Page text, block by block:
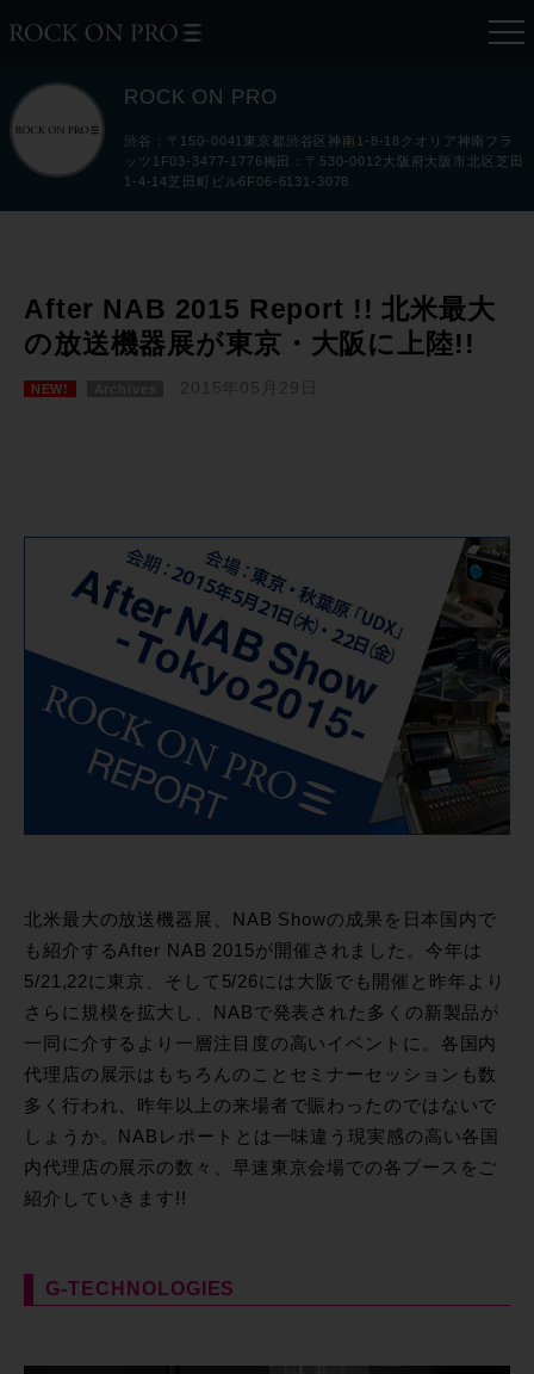
ROCK ON PRO
渋谷：〒150-0041東京都渋谷区神南1-8-18クオリア神南フラ
ッツ1F03-3477-1776梅田：〒530-0012大阪府大阪市北区芝田
1-4-14芝田町ビル6F06-6131-3078
After NAB 2015 Report !! 北米最大
の放送機器展が東京・大阪に上陸!!
NEW! 2015年05月29日
北米最大の放送機器展、NAB Showの成果を日本国内で
も紹介するAfter NAB 2015が開催されました。今年は
5/21,22に東京、そして5/26には大阪でも開催と昨年より
さらに規模を拡大し、NABで発表された多くの新製品が
一同に介するより一層注目度の高いイベントに。各国内
代理店の展示はもちろんのことセミナーセッションも数
多く行われ、昨年以上の来場者で賑わったのではないで
しょうか。NABレポートとは一味違う現実感の高い各国
内代理店の展示の数々、早速東京会場での各ブースをご
紹介していきます!!
G-TECHNOLOGIES